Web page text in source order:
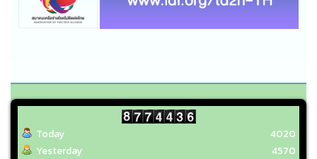
Today
Yesterday
4020
4570